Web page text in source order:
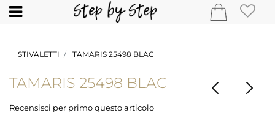
Open
STIVALETTI TAMARIS 25498 BLAC
TAMARIS 25498 BLAC
Recensisci per primo questo articolo